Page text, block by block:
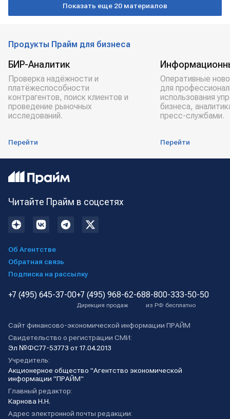
Показать еще 20 материалов
Продукты Прайм для бизнеса
БИР-Аналитик
Проверка надёжности и
платёжеспособности
контрагентов, поиск клиентов и
проведение рыночных
исследований.
Перейти
Оперативные
для
использования
бизнеса,
пресс-службами.
Перейти
Читайте Прайм в соцсетях
Об Агентстве
Обратная связь
Подписка на рассылку
+7 (495) 645-37-00+7 (495) 968-62-68
Дирекция продаж
8-800-333-50-50
из РФ бесплатно
Сайт финансово-экономической информации ПРАЙМ
Свидетельство о регистрации СМИ:
Эл №ФС77-53773 от 17.04.2013
Учредитель:
Акционерное общество "Агентство экономической
информации "ПРАЙМ"
Главный редактор:
Карнова Н.Н.
Адрес электронной почты редакции: